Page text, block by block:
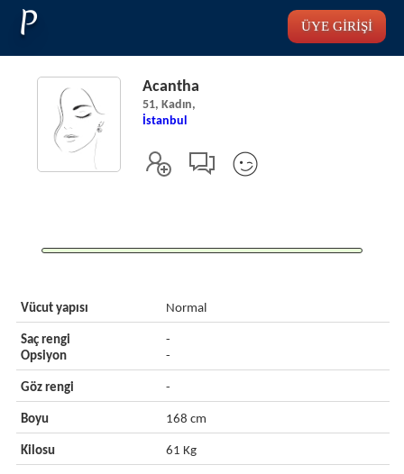
P ÜYE GİRİŞİ
Acantha
51, Kadın,
İstanbul
Vücut yapısı Normal
Saç rengi
Opsiyon
-
-
Göz rengi -
Boyu 168 cm
Kilosu 61 Kg